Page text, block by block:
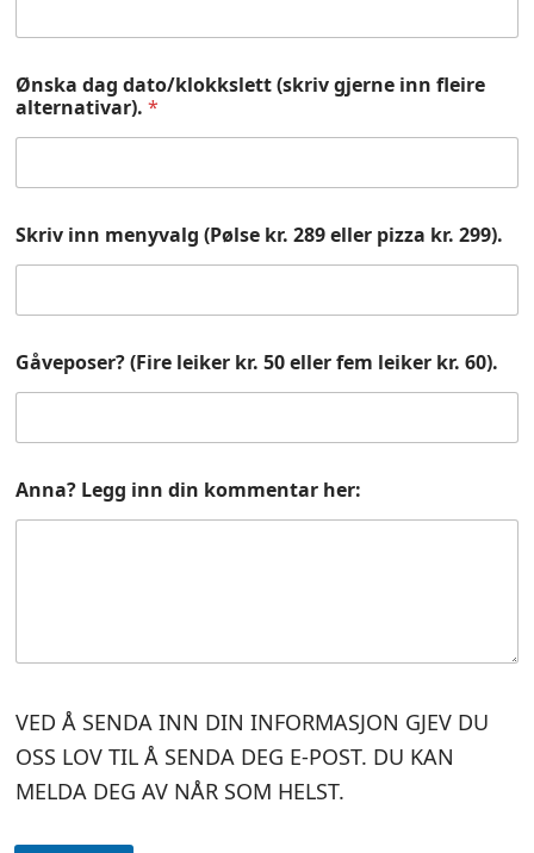
Ønska dag dato/klokkslett (skriv gjerne inn fleire
alternativar). *
Skriv inn menyvalg (Pølse kr. 289 eller pizza kr. 299).
Gåveposer? (Fire leiker kr. 50 eller fem leiker kr. 60).
Anna? Legg inn din kommentar her:
VED Å SENDA INN DIN INFORMASJON GJEV DU
OSS LOV TIL Å SENDA DEG E-POST. DU KAN
MELDA DEG AV NÅR SOM HELST.